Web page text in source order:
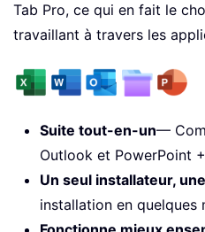
Tab Pro, ce qui en fait le
travaillant à travers les
Suite tout-en-un—
Outlook et PowerPoint
Un seul installateur,
installation en quelques